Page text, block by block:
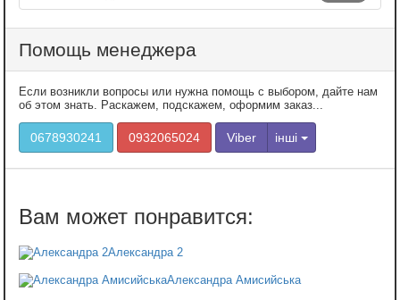
Помощь менеджера
Если возникли вопросы или нужна помощь с выбором, дайте нам
об этом знать. Раскажем, подскажем, оформим заказ...
0678930241 0932065024 Viber інші
Александра 2
Александра Амисийська